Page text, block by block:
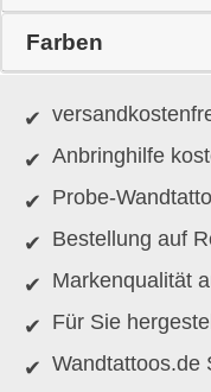
Farben
Anbringhilfe
Probe-
Bestellung auf
Markenqualität
Für Sie
Wandtattoos.de